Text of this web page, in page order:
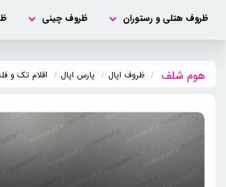
ظروف هتلی و رستوران ظروف چینی
ظروف اپال پارس اپال اقلام تک و